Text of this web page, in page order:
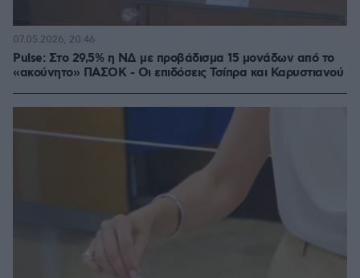
Pulse: Στο 29,5% η ΝΔ με προβάδισμα 15 μονάδων από το
«ακούνητο» ΠΑΣΟΚ - Οι επιδόσεις Τσίπρα και Καρυστιανού
07.05.2026, 20:46